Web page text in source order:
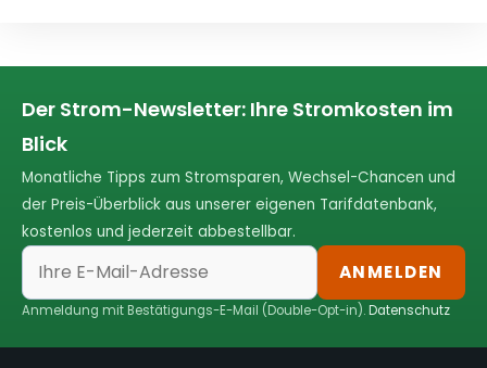
Der Strom-Newsletter: Ihre Stromkosten im
Blick
Monatliche Tipps zum Stromsparen, Wechsel-Chancen und
der Preis-Überblick aus unserer eigenen Tarifdatenbank,
kostenlos und jederzeit abbestellbar.
ANMELDEN
Anmeldung mit Bestätigungs-E-Mail (Double-Opt-in).Datenschutz